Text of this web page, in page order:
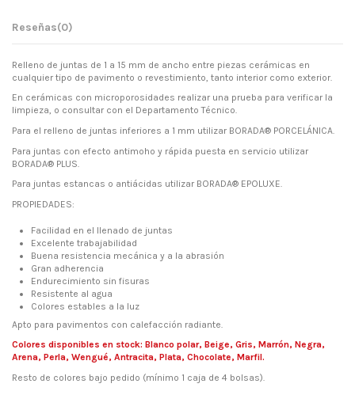
Reseñas(0)
Relleno de juntas de 1 a 15 mm de ancho entre piezas cerámicas en
cualquier tipo de pavimento o revestimiento, tanto interior como exterior.
En cerámicas con microporosidades realizar una prueba para verificar la
limpieza, o consultar con el Departamento Técnico.
Para el relleno de juntas inferiores a 1 mm utilizar BORADA® PORCELÁNICA.
Para juntas con efecto antimoho y rápida puesta en servicio utilizar
BORADA® PLUS.
Para juntas estancas o antiácidas utilizar BORADA® EPOLUXE.
PROPIEDADES:
Facilidad en el llenado de juntas
Excelente trabajabilidad
Buena resistencia mecánica y a la abrasión
Gran adherencia
Endurecimiento sin fisuras
Resistente al agua
Colores estables a la luz
Apto para pavimentos con calefacción radiante.
Colores disponibles en stock: Blanco polar, Beige, Gris, Marrón, Negra,
Arena, Perla, Wengué, Antracita, Plata, Chocolate, Marfil.
Resto de colores bajo pedido (mínimo 1 caja de 4 bolsas).